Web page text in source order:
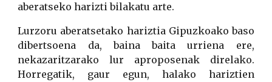
aberatseko harizti bilakatu arte.
Lurzoru aberatsetako hariztia Gipuzkoako baso
dibertsoena da, baina baita urriena ere,
nekazaritzarako lur aproposenak direlako.
Horregatik, gaur egun, halako hariztien